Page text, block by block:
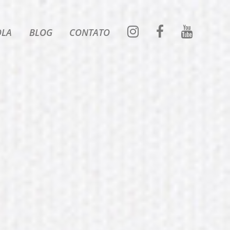
BLOG CONTATO